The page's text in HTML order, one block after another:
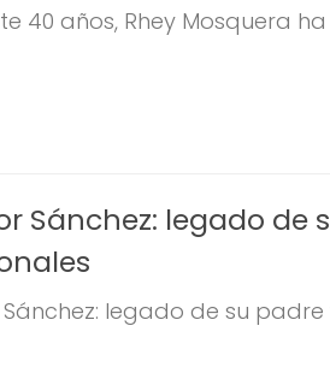
40 años, Rhey Mosquera
Sánchez: legado de
legado de su padre